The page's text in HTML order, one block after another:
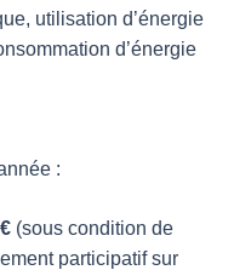
utilisation d’énergie
d’énergie
:
(sous condition de
participatif sur